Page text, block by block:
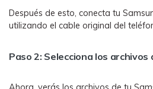
Después de esto, conecta tu
utilizando el cable original del
Paso 2: Selecciona los archivos